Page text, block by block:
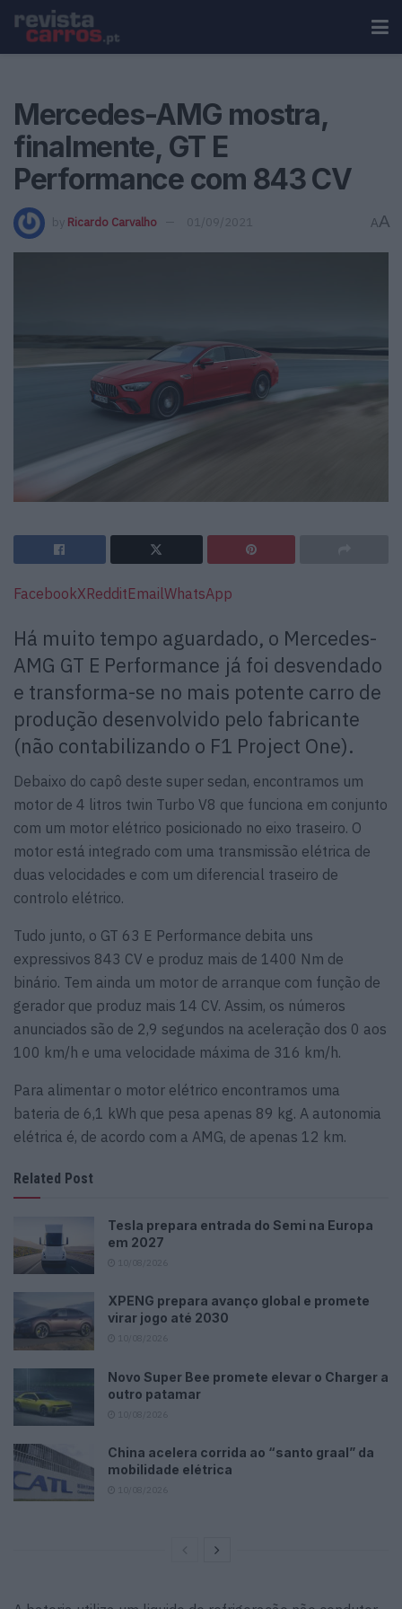
Mercedes-AMG mostra,
finalmente, GT E
Performance com 843 CV
by Ricardo Carvalho 01/09/2021 AA
FacebookXRedditEmailWhatsApp
Há muito tempo aguardado, o Mercedes-
AMG GT E Performance já foi desvendado
e transforma-se no mais potente carro de
produção desenvolvido pelo fabricante
(não contabilizando o F1 Project One).
Debaixo do capô deste super sedan, encontramos um
motor de 4 litros twin Turbo V8 que funciona em conjunto
com um motor elétrico posicionado no eixo traseiro. O
motor está integrado com uma transmissão elétrica de
duas velocidades e com um diferencial traseiro de
controlo elétrico.
Tudo junto, o GT 63 E Performance debita uns
expressivos 843 CV e produz mais de 1400 Nm de
binário. Tem ainda um motor de arranque com função de
gerador que produz mais 14 CV. Assim, os números
anunciados são de 2,9 segundos na aceleração dos 0 aos
100 km/h e uma velocidade máxima de 316 km/h.
Para alimentar o motor elétrico encontramos uma
bateria de 6,1 kWh que pesa apenas 89 kg. A autonomia
elétrica é, de acordo com a AMG, de apenas 12 km.
Related Post
Tesla prepara entrada do Semi na Europa
em 2027
XPENG prepara avanço global e promete
virar jogo até 2030
Novo Super Bee promete elevar o Charger a
outro patamar
China acelera corrida ao “santo graal” da
mobilidade elétrica